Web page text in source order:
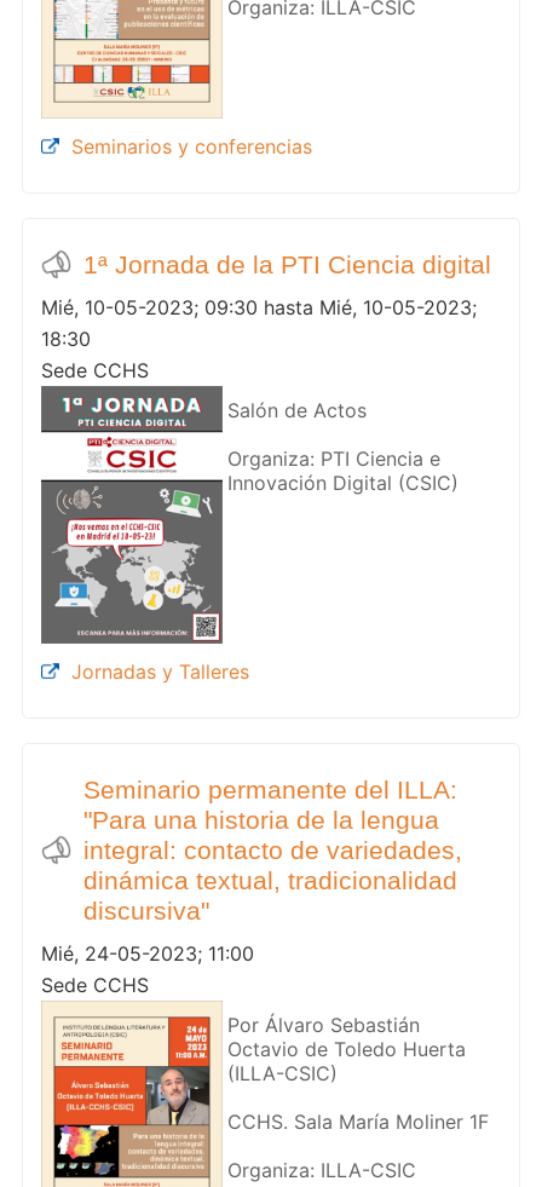
Organiza: ILLA-CSIC
Seminarios y conferencias
1ª Jornada de la PTI Ciencia digital
Mié, 10-05-2023; 09:30 hasta Mié, 10-05-2023;
18:30
Sede CCHS
Salón de Actos
Organiza: PTI Ciencia e
Innovación Digital (CSIC)
Jornadas y Talleres
Seminario permanente del ILLA:
"Para una historia de la lengua
integral: contacto de variedades,
dinámica textual, tradicionalidad
discursiva"
Mié, 24-05-2023; 11:00
Sede CCHS
Por Álvaro Sebastián
Octavio de Toledo Huerta
(ILLA-CSIC)
CCHS. Sala María Moliner 1F
Organiza: ILLA-CSIC